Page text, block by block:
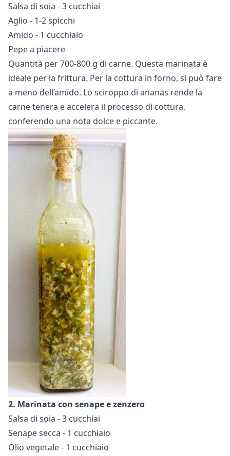
Salsa di soia - 3 cucchiai
Aglio - 1-2 spicchi
Amido - 1 cucchiaio
Pepe a piacere
Quantità per 700-800 g di carne. Questa marinata è
ideale per la frittura. Per la cottura in forno, si può fare
a meno dell’amido. Lo sciroppo di ananas rende la
carne tenera e accelera il processo di cottura,
conferendo una nota dolce e piccante.
2. Marinata con senape e zenzero
Salsa di soia - 3 cucchiai
Senape secca - 1 cucchiaio
Olio vegetale - 1 cucchiaio